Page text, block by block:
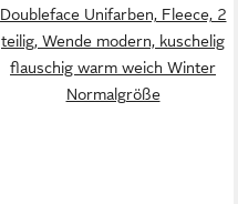
Doubleface Unifarben, Fleece, 2
teilig, Wende modern, kuschelig
flauschig warm weich Winter
Normalgröße